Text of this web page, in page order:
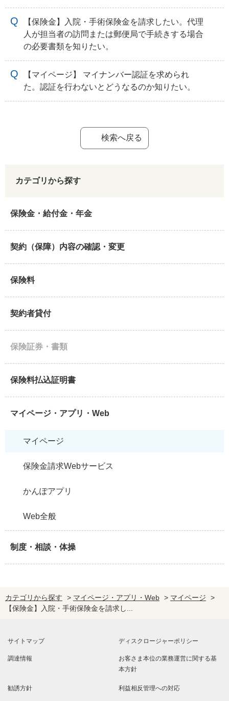
【保険金】入院・手術保険金を請求したい。代理
人が担当者の訪問または郵便局で手続きする場合
の必要書類を知りたい。
【マイページ】 マイナンバー認証を求められ
た。認証を行わないとどうなるのか知りたい。
検索へ戻る
カテゴリから探す
保険金・給付金・年金
契約（保障）内容の確認・変更
保険料
契約者貸付
保険証券・書類
保険料払込証明書
マイページ・アプリ・Web
マイページ
保険金請求Webサービス
かんぽアプリ
Web全般
制度・相談・体操
カテゴリから探す > マイページ・アプリ・Web > マイページ
>
【保険金】入院・手術保険金を請求し...
サイトマップ ディスクロージャーポリシー
調達情報 お客さま本位の業務運営に関する基
本方針
勧誘方針 利益相反管理への対応